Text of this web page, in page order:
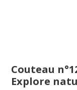
Couteau
Explore